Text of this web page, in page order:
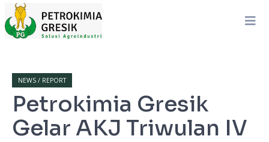
NEWS / REPORT
Petrokimia Gresik
Gelar AKJ Triwulan IV